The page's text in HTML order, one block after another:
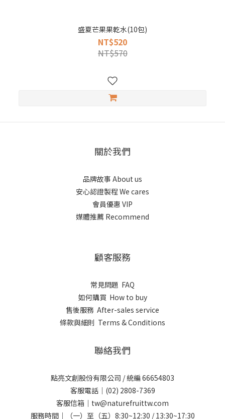
盛夏芒果果乾水(10包)
NT$520
NT$570
關於我們
品牌故事 About us
安心認證製程 We cares
會員優惠 VIP
媒體推薦 Recommend
顧客服務
常見問題 FAQ
如何購買 How to buy
售後服務 After-sales service
條款與細則 Terms & Conditions
聯絡我們
點亮文創股份有限公司 / 統編 66654803
客服電話｜(02) 2808-7369
客服信箱｜tw@naturefruittw.com
服務時間｜（一）至（五）8:30~12:30 / 13:30~17:30